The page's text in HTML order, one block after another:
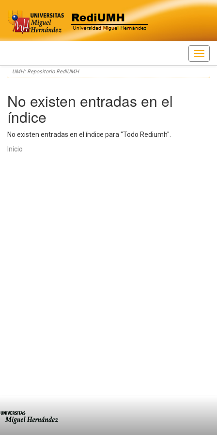
Skip
navigation
UMH: Repositorio RediUMH
No existen entradas en el
índice
No existen entradas en el índice para "Todo Rediumh".
Inicio